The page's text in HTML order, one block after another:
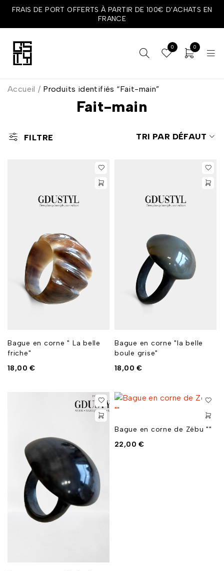
FRAIS DE PORT OFFERTS À PARTIR DE 100€ D'ACHATS EN
FRANCE
0 0
Fait-main
Accueil / Produits identifiés “Fait-main”
FILTRE TRI PAR DÉFAUT
Bague en corne " La belle
friche"
18,00€
Bague en corne "la belle
boule grise"
18,00€
Bague en corne de Zébu ""
22,00€